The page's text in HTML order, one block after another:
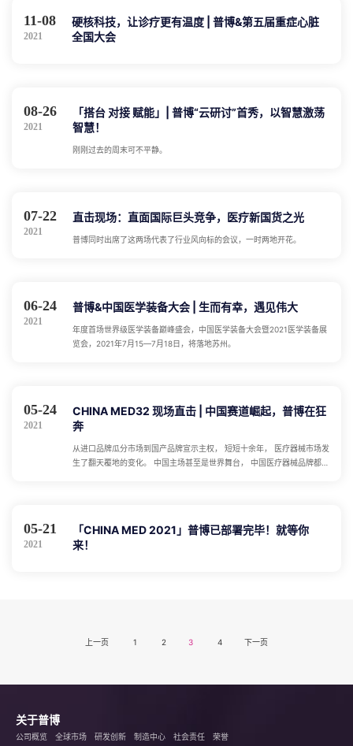
11-08
2021
硬核科技，让诊疗更有温度 | 普博&第五届重症心脏
全国大会
08-26
2021
「搭台 对接 赋能」| 普博“云研讨”首秀，以智慧激荡
智慧！
刚刚过去的周末可不平静。
07-22
2021
直击现场：直面国际巨头竞争，医疗新国货之光
普博同时出席了这两场代表了行业风向标的会议，一时两地开花。
06-24
2021
普博&中国医学装备大会 | 生而有幸，遇见伟大
年度首场世界级医学装备巅峰盛会，中国医学装备大会暨2021医学装备展
览会，2021年7月15—7月18日，将落地苏州。
05-24
2021
CHINA MED32 现场直击 | 中国赛道崛起，普博在狂
奔
从进口品牌瓜分市场到国产品牌宣示主权， 短短十余年， 医疗器械市场发
生了翻天覆地的变化。 中国主场甚至是世界舞台， 中国医疗器械品牌都在
05-21
2021
「CHINA MED 2021」普博已部署完毕！就等你
来！
上一页 1 2 3 4 下一页
关于普博
公司概览 全球市场 研发创新 制造中心 社会责任 荣誉